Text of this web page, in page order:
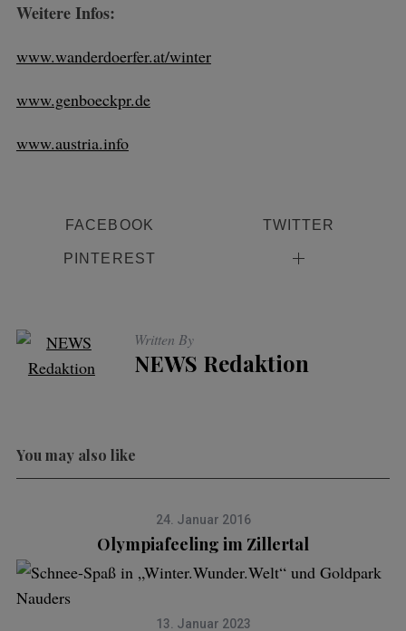
Weitere Infos:
www.wanderdoerfer.at/winter
www.genboeckpr.de
www.austria.info
FACEBOOK TWITTER
PINTEREST
Written By
NEWS Redaktion
You may also like
24. Januar 2016
Olympiafeeling im Zillertal
13. Januar 2023